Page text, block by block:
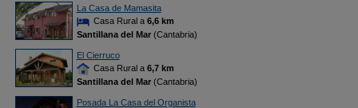
La Casa de Mamasita
Casa Rural a 6,6 km
Santillana del Mar(Cantabria)
El Cierruco
Casa Rural a 6,7 km
Santillana del Mar(Cantabria)
Posada La Casa del Organista